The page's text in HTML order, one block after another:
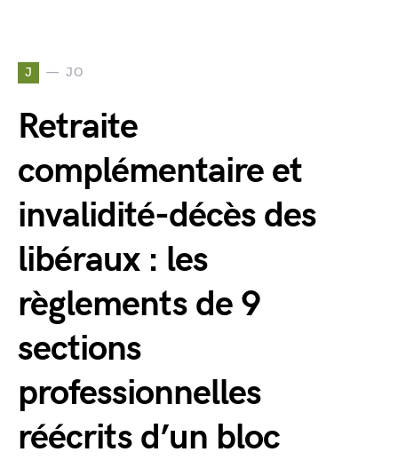
J JO
Retraite
complémentaire et
invalidité-décès des
libéraux : les
règlements de 9
sections
professionnelles
réécrits d’un bloc